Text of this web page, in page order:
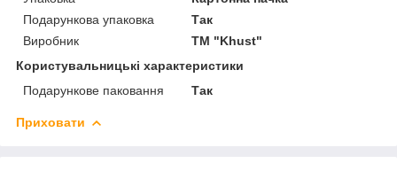
Подарункова упаковка
Так
Виробник
ТМ "Khust"
Користувальницькі характеристики
Подарункове паковання
Так
Приховати